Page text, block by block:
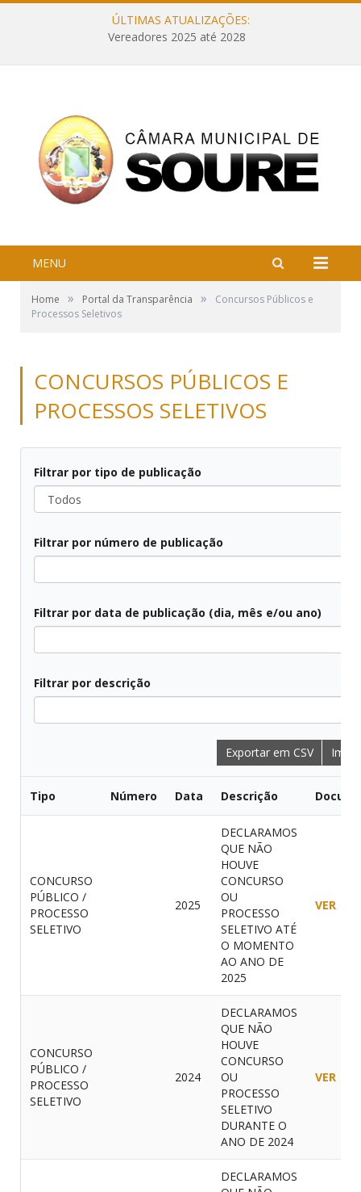
ÚLTIMAS ATUALIZAÇÕES:
Vereadores 2025 até 2028
MENU
Home » Portal da Transparência »
Concursos Públicos e
Processos Seletivos
CONCURSOS PÚBLICOS E
PROCESSOS SELETIVOS
Filtrar por tipo de publicação
Todos
Filtrar por número de publicação
Filtrar por data de publicação (dia, mês e/ou ano)
Filtrar por descrição
Exportar em CSV
Tipo Número Data Descrição
CONCURSO
PÚBLICO /
PROCESSO
SELETIVO
2025
DECLARAMOS
QUE NÃO
HOUVE
CONCURSO
OU
PROCESSO
SELETIVO ATÉ
O MOMENTO
AO ANO DE
2025
VER
CONCURSO
PÚBLICO /
PROCESSO
SELETIVO
2024
DECLARAMOS
QUE NÃO
HOUVE
CONCURSO
OU
PROCESSO
SELETIVO
DURANTE O
ANO DE 2024
VER
DECLARAMOS